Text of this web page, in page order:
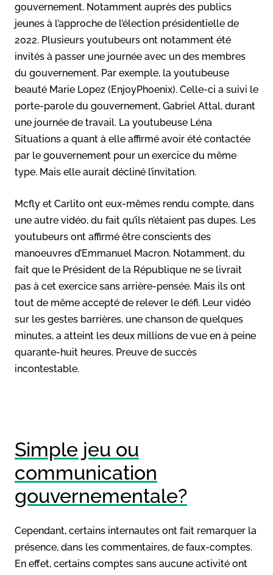
gouvernement. Notamment auprès des publics
jeunes à l’approche de l’élection présidentielle de
2022. Plusieurs youtubeurs ont notamment été
invités à passer une journée avec un des membres
du gouvernement. Par exemple, la youtubeuse
beauté Marie Lopez (EnjoyPhoenix). Celle-ci a suivi le
porte-parole du gouvernement, Gabriel Attal, durant
une journée de travail. La youtubeuse Léna
Situations a quant à elle affirmé avoir été contactée
par le gouvernement pour un exercice du même
type. Mais elle aurait décliné l’invitation.
Mcfly et Carlito ont eux-mêmes rendu compte, dans
une autre vidéo, du fait qu’ils n’étaient pas dupes. Les
youtubeurs ont affirmé être conscients des
manoeuvres d’Emmanuel Macron. Notamment, du
fait que le Président de la République ne se livrait
pas à cet exercice sans arrière-pensée. Mais ils ont
tout de même accepté de relever le défi. Leur vidéo
sur les gestes barrières, une chanson de quelques
minutes, a atteint les deux millions de vue en à peine
quarante-huit heures. Preuve de succès
incontestable.
Simple jeu ou
communication
gouvernementale?
Cependant, certains internautes ont fait remarquer la
présence, dans les commentaires, de faux-comptes.
En effet, certains comptes sans aucune activité ont